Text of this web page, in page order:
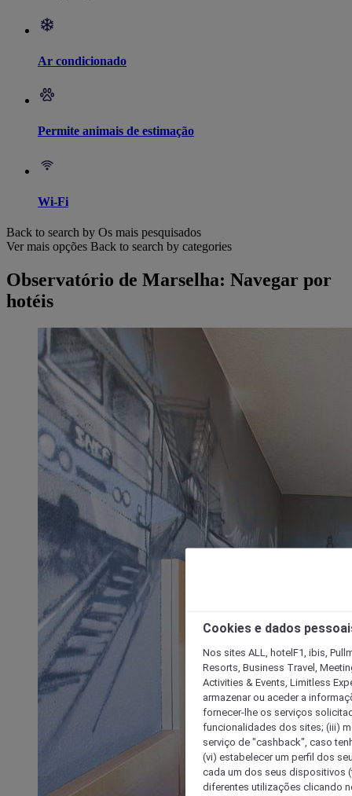
Ar condicionado
Permite animais de estimação
Wi-Fi
Back to search by Os mais pesquisados
Ver mais opções Back to search by categories
Observatório de Marselha: Navegar por
hotéis
Cookies e dados
Nos sites ALL, hotelF1, ibis,
Resorts, Business Travel,
Activities & Events, Limitless
armazenar ou aceder a
fornecer-lhe os serviços
funcionalidades dos sites; (iii)
serviço de "cashback", caso
(vi) estabelecer um perfil dos
cada um dos seus dispositivos
diferentes utilizações clicando